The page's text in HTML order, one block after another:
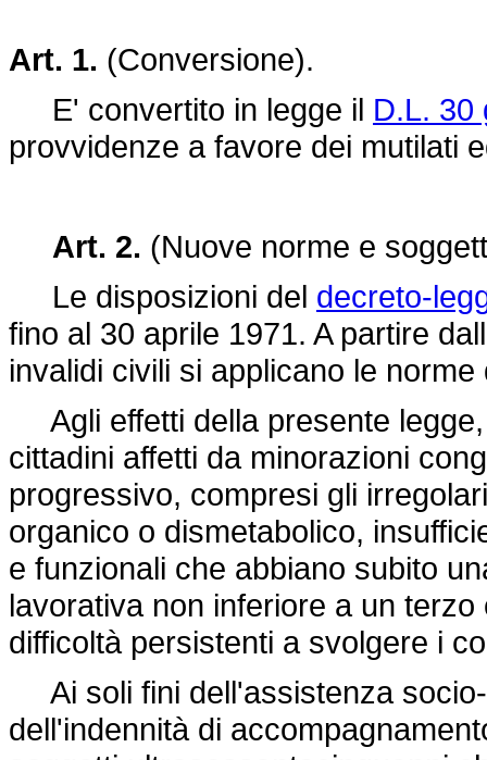
Art. 1. (Conversione).
E' convertito in legge il D.L. 30
provvidenze a favore dei mutilati
Art. 2. (Nuove norme e
Le disposizioni del decreto-
fino al 30 aprile 1971. A partire
invalidi civili si applicano le
Agli effetti della presente
cittadini affetti da minorazioni
progressivo, compresi gli
organico o dismetabolico,
e funzionali che abbiano subito
lavorativa non inferiore a un
difficoltà persistenti a svolgere i
Ai soli fini dell'assistenza
dell'indennità di